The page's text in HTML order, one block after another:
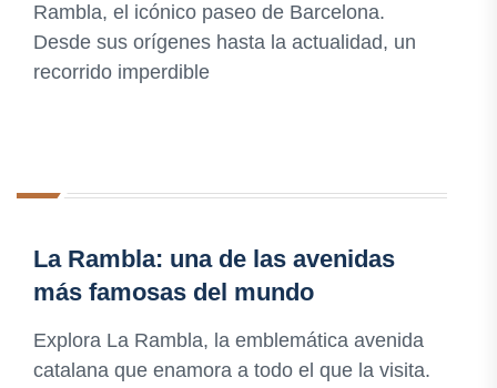
Rambla, el icónico paseo de Barcelona.
Desde sus orígenes hasta la actualidad, un
recorrido imperdible
La Rambla: una de las avenidas
más famosas del mundo
Explora La Rambla, la emblemática avenida
catalana que enamora a todo el que la visita.